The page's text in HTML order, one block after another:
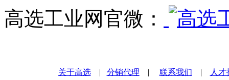
高选工业网官微：
关于高选| 分销代理 | 联系我们 |
人才